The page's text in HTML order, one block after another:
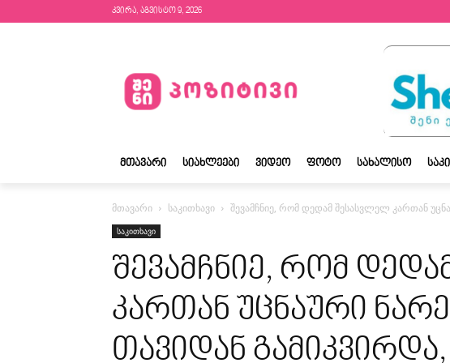
კვირა, აგვისტო 9, 2026
ᲛᲗᲐᲕᲐᲠᲘ ᲡᲘᲐᲮᲚᲔᲔᲑᲘ ᲕᲘᲓᲔᲝ ᲤᲝᲢᲝ ᲡᲐᲮᲐᲚᲘᲡᲝ
მთავარი საკითხავი შევამჩნიე, რომ დედამ შესასვლელ კართან
საკითხავი
შევამჩნიე, რომ
კართან უცნაური
თავიდან